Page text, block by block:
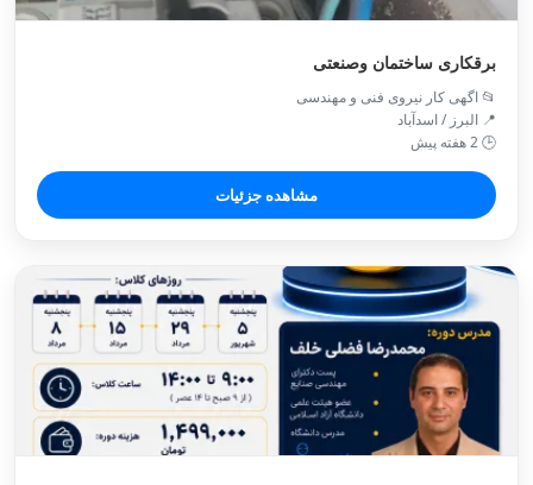
برقکاری ساختمان وصنعتی
📂 اگهی کار نیروی فنی و مهندسی
📍 البرز / اسدآباد
🕒 2 هفته پیش
مشاهده جزئیات